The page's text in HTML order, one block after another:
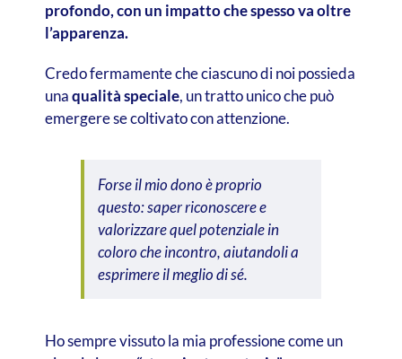
profondo, con un impatto che spesso va oltre
l’apparenza.
Credo fermamente che ciascuno di noi possieda
unaqualità speciale, un tratto unico che può
emergere se coltivato con attenzione.
Forse il mio dono è proprio
questo: saper riconoscere e
valorizzare quel potenziale in
coloro che incontro, aiutandoli a
esprimere il meglio di sé.
Ho sempre vissuto la mia professione come un